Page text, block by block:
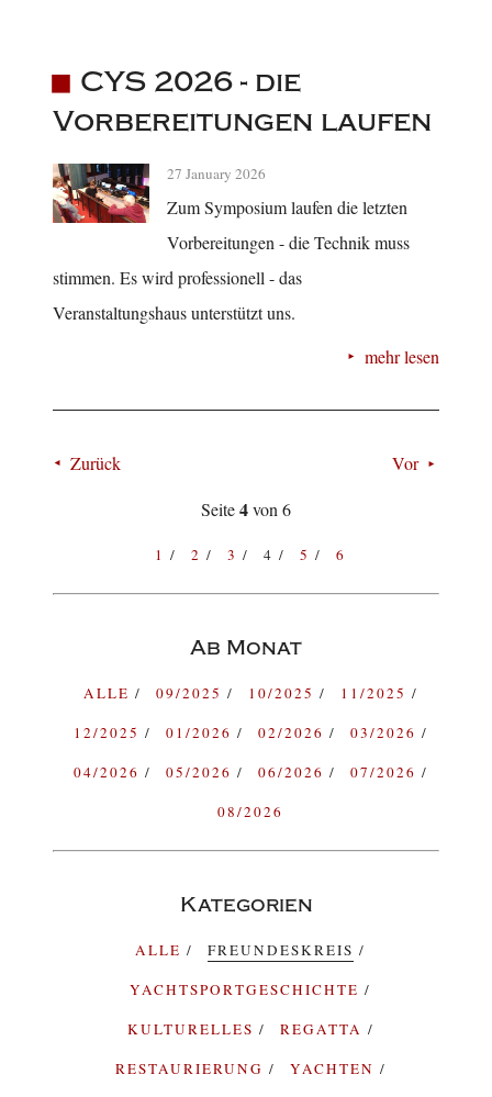
CYS 2026 - die
Vorbereitungen laufen
27 January 2026
Zum Symposium laufen die letzten
Vorbereitungen - die Technik muss
stimmen. Es wird professionell - das
Veranstaltungshaus unterstützt uns.
mehr lesen
Zurück
Vor
Seite4von 6
1 2 3 4 5 6
Ab Monat
ALLE 09/2025 10/2025
11/2025
12/2025
01/2026 02/2026
03/2026
04/2026
05/2026 06/2026
07/2026
08/2026
Kategorien
ALLE
FREUNDESKREIS
YACHTSPORTGESCHICHTE
KULTURELLES
REGATTA
RESTAURIERUNG
YACHTEN